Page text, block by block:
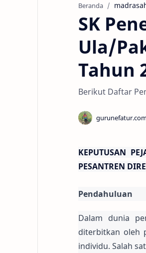
Beranda
SK
Ula/
Tahun
Berikut Daftar
KEPUTUSAN
PESANTREN
Pendahuluan
Dalam dunia
diterbitkan oleh
individu. Salah